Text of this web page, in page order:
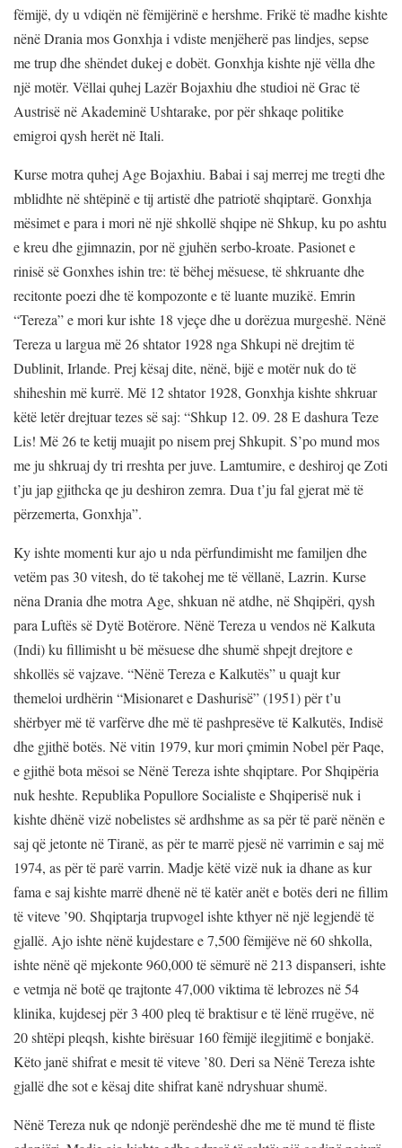
fëmijë, dy u vdiqën në fëmijërinë e hershme. Frikë të madhe kishte
nënë Drania mos Gonxhja i vdiste menjëherë pas lindjes, sepse
me trup dhe shëndet dukej e dobët. Gonxhja kishte një vëlla dhe
një motër. Vëllai quhej Lazër Bojaxhiu dhe studioi në Grac të
Austrisë në Akademinë Ushtarake, por për shkaqe politike
emigroi qysh herët në Itali.
Kurse motra quhej Age Bojaxhiu. Babai i saj merrej me tregti dhe
mblidhte në shtëpinë e tij artistë dhe patriotë shqiptarë. Gonxhja
mësimet e para i mori në një shkollë shqipe në Shkup, ku po ashtu
e kreu dhe gjimnazin, por në gjuhën serbo-kroate. Pasionet e
rinisë së Gonxhes ishin tre: të bëhej mësuese, të shkruante dhe
recitonte poezi dhe të kompozonte e të luante muzikë. Emrin
“Tereza” e mori kur ishte 18 vjeçe dhe u dorëzua murgeshë. Nënë
Tereza u largua më 26 shtator 1928 nga Shkupi në drejtim të
Dublinit, Irlande. Prej kësaj dite, nënë, bijë e motër nuk do të
shiheshin më kurrë. Më 12 shtator 1928, Gonxhja kishte shkruar
këtë letër drejtuar tezes së saj: “Shkup 12. 09. 28 E dashura Teze
Lis! Më 26 te ketij muajit po nisem prej Shkupit. S’po mund mos
me ju shkruaj dy tri rreshta per juve. Lamtumire, e deshiroj qe Zoti
t’ju jap gjithcka qe ju deshiron zemra. Dua t’ju fal gjerat më të
përzemerta, Gonxhja”.
Ky ishte momenti kur ajo u nda përfundimisht me familjen dhe
vetëm pas 30 vitesh, do të takohej me të vëllanë, Lazrin. Kurse
nëna Drania dhe motra Age, shkuan në atdhe, në Shqipëri, qysh
para Luftës së Dytë Botërore. Nënë Tereza u vendos në Kalkuta
(Indi) ku fillimisht u bë mësuese dhe shumë shpejt drejtore e
shkollës së vajzave. “Nënë Tereza e Kalkutës” u quajt kur
themeloi urdhërin “Misionaret e Dashurisë” (1951) për t’u
shërbyer më të varfërve dhe më të pashpresëve të Kalkutës, Indisë
dhe gjithë botës. Në vitin 1979, kur mori çmimin Nobel për Paqe,
e gjithë bota mësoi se Nënë Tereza ishte shqiptare. Por Shqipëria
nuk heshte. Republika Popullore Socialiste e Shqiperisë nuk i
kishte dhënë vizë nobelistes së ardhshme as sa për të parë nënën e
saj që jetonte në Tiranë, as për te marrë pjesë në varrimin e saj më
1974, as për të parë varrin. Madje këtë vizë nuk ia dhane as kur
fama e saj kishte marrë dhenë në të katër anët e botës deri ne fillim
të viteve ’90. Shqiptarja trupvogel ishte kthyer në një legjendë të
gjallë. Ajo ishte nënë kujdestare e 7,500 fëmijëve në 60 shkolla,
ishte nënë që mjekonte 960,000 të sëmurë në 213 dispanseri, ishte
e vetmja në botë qe trajtonte 47,000 viktima të lebrozes në 54
klinika, kujdesej për 3 400 pleq të braktisur e të lënë rrugëve, në
20 shtëpi pleqsh, kishte birësuar 160 fëmijë ilegjitimë e bonjakë.
Këto janë shifrat e mesit të viteve ’80. Deri sa Nënë Tereza ishte
gjallë dhe sot e kësaj dite shifrat kanë ndryshuar shumë.
Nënë Tereza nuk qe ndonjë perëndeshë dhe me të mund të fliste